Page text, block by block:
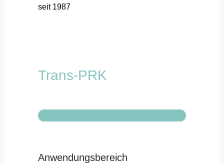
seit 1987
Trans-PRK
Anwendungsbereich